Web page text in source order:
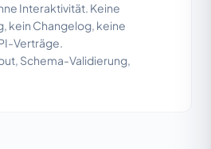
Interaktivität. Keine
kein Changelog, keine
Verträge.
Schema-Validierung,